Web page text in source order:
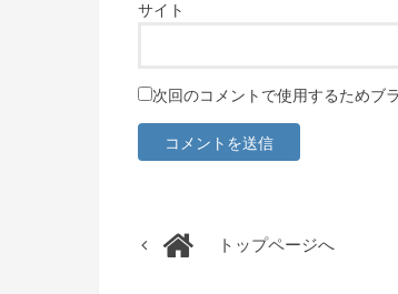
サイト
次回のコメントで使用するためブ
トップページへ